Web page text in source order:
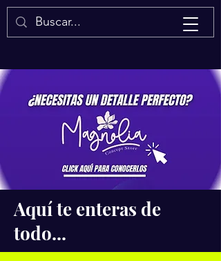
Isaac Quintal
Aquí te enteras de
todo...